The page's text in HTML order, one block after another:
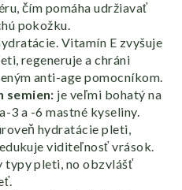
čím pomáha udržiavať
pokožku.
Vitamín E zvyšuje
regeneruje a chráni
anti-age pomocníkom.
semien: je veľmi bohatý na
3 a -6 mastné kyseliny.
hydratácie pleti,
viditeľnosť vrások.
typy pleti, no obzvlášť